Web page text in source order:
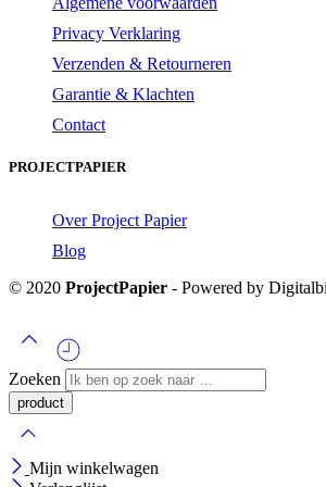
Privacy Verklaring
Verzenden & Retourneren
Garantie & Klachten
Contact
PROJECTPAPIER
Over Project Papier
Blog
© 2020 ProjectPapier - Powered by
Zoeken
Mijn winkelwagen